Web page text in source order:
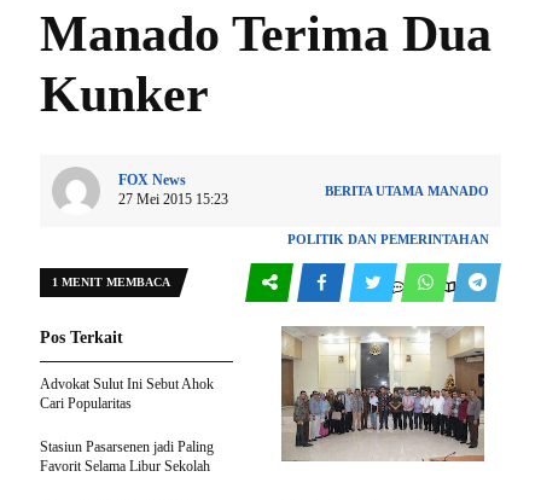
Manado Terima Dua
Kunker
FOX News
27 Mei 2015 15:23
BERITA UTAMA MANADO
POLITIK DAN PEMERINTAHAN
0 126
1 MENIT MEMBACA
Pos Terkait
Advokat Sulut Ini Sebut Ahok
Cari Popularitas
Stasiun Pasarsenen jadi Paling
Favorit Selama Libur Sekolah